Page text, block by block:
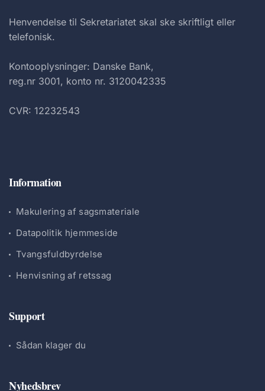
Henvendelse til Sekretariatet skal ske skriftligt eller
telefonisk.
Kontooplysninger: Danske Bank,
reg.nr 3001, konto nr. 3120042335
CVR: 12232543
Information
Makulering af sagsmateriale
Datapolitik hjemmeside
Tvangsfuldbyrdelse
Henvisning af retssag
Support
Sådan klager du
Nyhedsbrev